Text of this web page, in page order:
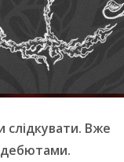
слідкувати. Вже
дебютами.